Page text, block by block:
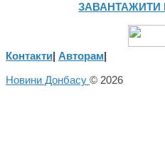
ЗАВАНТАЖИТИ
Контакти| Авторам|
Новини Донбасу © 2026